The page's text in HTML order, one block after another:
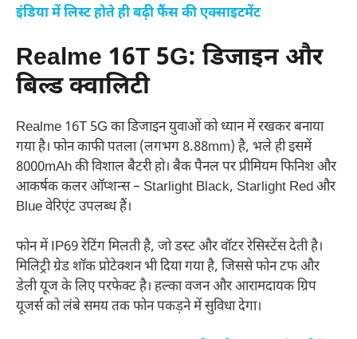
इंडिया में लिस्ट होते ही बढ़ी फैंस की एक्साइटमेंट
Realme 16T 5G: डिजाइन और
बिल्ड क्वालिटी
Realme 16T 5G का डिजाइन युवाओं को ध्यान में रखकर बनाया
गया है। फोन काफी पतला (लगभग 8.88mm) है, भले ही इसमें
8000mAh की विशाल बैटरी हो। बैक पैनल पर प्रीमियम फिनिश और
आकर्षक कलर ऑप्शन्स – Starlight Black, Starlight Red और
Blue वेरिएंट उपलब्ध हैं।
फोन में IP69 रेटिंग मिलती है, जो डस्ट और वॉटर रेसिस्टेंस देती है।
मिलिट्री ग्रेड शॉक प्रोटेक्शन भी दिया गया है, जिससे फोन टफ और
डेली यूज के लिए परफेक्ट है। हल्का वजन और आरामदायक ग्रिप
यूजर्स को लंबे समय तक फोन पकड़ने में सुविधा देगा।